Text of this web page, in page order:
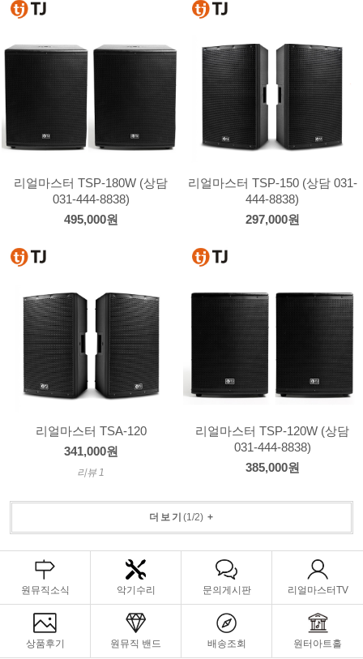
리얼마스터 TSP-180W (상담
031-444-8838)
495,000원
리얼마스터 TSP-150 (상담 031-
444-8838)
297,000원
리얼마스터 TSA-120
341,000원
리뷰 1
리얼마스터 TSP-120W (상담
031-444-8838)
385,000원
더보기 (1 /2)+
원뮤직소식 악기수리 문의게시판 리얼마스터TV
상품후기 원뮤직 밴드 배송조회 원터아트홀